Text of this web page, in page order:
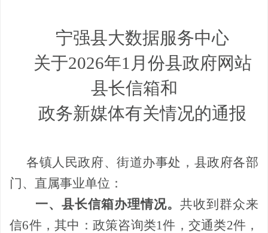
宁强县大数据服务中心
关于2026年1 月份县政府网站
县长信箱和
政务新媒体有关情况的通报
各镇人民政府、街道办事处，县政府各部
门、直属事业单位：
一、县长信箱办理情况。 共收到群众来
信6件，其中：政策咨询类1件，交通类2件，